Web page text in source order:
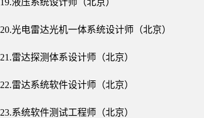
19.液压系统设计师（北京）
20.光电雷达光机一体系统设计师（北京）
21.雷达探测体系设计师（北京）
22.雷达系统软件设计师（北京）
23.系统软件测试工程师（北京）